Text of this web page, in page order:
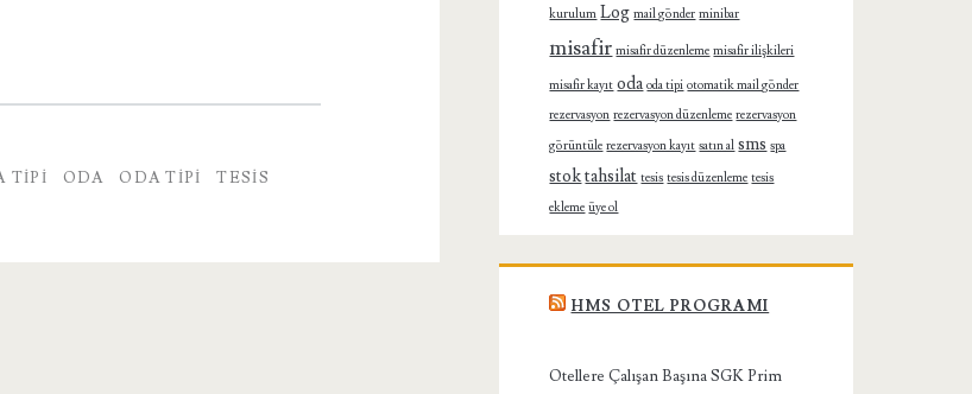
TIPI ODA ODA TIPI
TESIS
kurulum Log mail gönder minibar
misafir misafir düzenleme misafir ilişkileri
misafir kayıt oda oda tipi otomatik mail gönder
rezervasyon rezervasyon düzenleme rezervasyon
görüntüle rezervasyon kayıt satın al sms spa
stoktahsilat tesis tesis düzenleme tesis
ekleme üye ol
HMS OTEL PROGRAMI
Otellere Çalışan Başına SGK Prim